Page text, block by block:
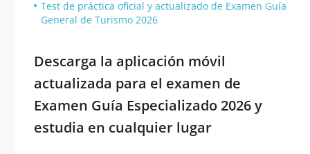
Test de práctica oficial y actualizado de Examen Guía
General de Turismo 2026
Descarga la aplicación móvil
actualizada para el examen de
Examen Guía Especializado 2026 y
estudia en cualquier lugar